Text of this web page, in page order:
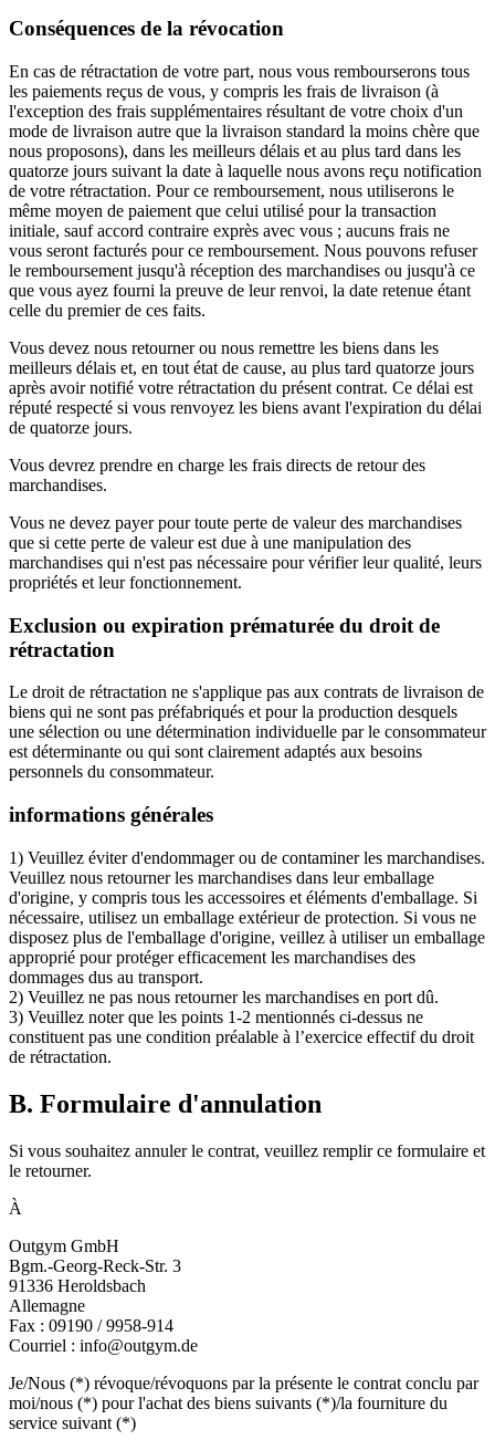
Conséquences de la révocation
En cas de rétractation de votre part, nous vous rembourserons tous
les paiements reçus de vous, y compris les frais de livraison (à
l'exception des frais supplémentaires résultant de votre choix d'un
mode de livraison autre que la livraison standard la moins chère que
nous proposons), dans les meilleurs délais et au plus tard dans les
quatorze jours suivant la date à laquelle nous avons reçu notification
de votre rétractation. Pour ce remboursement, nous utiliserons le
même moyen de paiement que celui utilisé pour la transaction
initiale, sauf accord contraire exprès avec vous ; aucuns frais ne
vous seront facturés pour ce remboursement. Nous pouvons refuser
le remboursement jusqu'à réception des marchandises ou jusqu'à ce
que vous ayez fourni la preuve de leur renvoi, la date retenue étant
celle du premier de ces faits.
Vous devez nous retourner ou nous remettre les biens dans les
meilleurs délais et, en tout état de cause, au plus tard quatorze jours
après avoir notifié votre rétractation du présent contrat. Ce délai est
réputé respecté si vous renvoyez les biens avant l'expiration du délai
de quatorze jours.
Vous devrez prendre en charge les frais directs de retour des
marchandises.
Vous ne devez payer pour toute perte de valeur des marchandises
que si cette perte de valeur est due à une manipulation des
marchandises qui n'est pas nécessaire pour vérifier leur qualité, leurs
propriétés et leur fonctionnement.
Exclusion ou expiration prématurée du droit de
rétractation
Le droit de rétractation ne s'applique pas aux contrats de livraison de
biens qui ne sont pas préfabriqués et pour la production desquels
une sélection ou une détermination individuelle par le consommateur
est déterminante ou qui sont clairement adaptés aux besoins
personnels du consommateur.
informations générales
1) Veuillez éviter d'endommager ou de contaminer les marchandises.
Veuillez nous retourner les marchandises dans leur emballage
d'origine, y compris tous les accessoires et éléments d'emballage. Si
nécessaire, utilisez un emballage extérieur de protection. Si vous ne
disposez plus de l'emballage d'origine, veillez à utiliser un emballage
approprié pour protéger efficacement les marchandises des
dommages dus au transport.
2) Veuillez ne pas nous retourner les marchandises en port dû.
3) Veuillez noter que les points 1-2 mentionnés ci-dessus ne
constituent pas une condition préalable à l’exercice effectif du droit
de rétractation.
B. Formulaire d'annulation
Si vous souhaitez annuler le contrat, veuillez remplir ce formulaire et
le retourner.
À
Outgym GmbH
Bgm.-Georg-Reck-Str. 3
91336 Heroldsbach
Allemagne
Fax : 09190 / 9958-914
Courriel : info@outgym.de
Je/Nous (*) révoque/révoquons par la présente le contrat conclu par
moi/nous (*) pour l'achat des biens suivants (*)/la fourniture du
service suivant (*)